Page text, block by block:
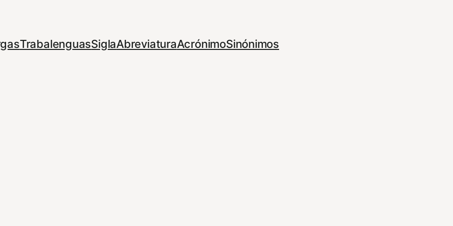
TrabalenguasSiglaAbreviaturaAcrónimoSinónimos